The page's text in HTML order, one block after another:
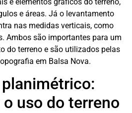
e áreas. Já o levantamento
nas medidas verticais, como
Ambos são importantes para um
do terreno e são utilizados pelas
em Balsa Nova.
uso do terreno